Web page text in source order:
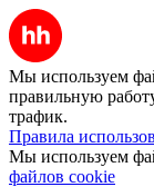
Мы используем
правильную
трафик.
Правила
Мы используем
файлов cookie